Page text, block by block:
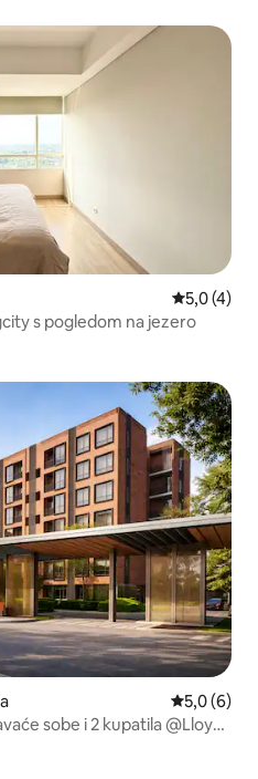
Prosječna
5,0 (4)
s pogledom na jezero
Prosječna
5,0 (6)
sobe i 2 kupatila @Lloyd